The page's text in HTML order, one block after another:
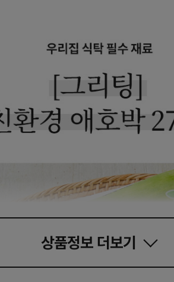
상품정보 더보기